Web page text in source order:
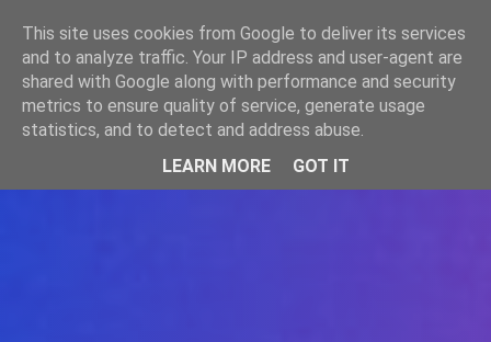
WWW.GAZISTI.RO
This site uses cookies from Google to deliver its services
and to analyze traffic. Your IP address and user-agent are
shared with Google along with performance and security
metrics to ensure quality of service, generate usage
statistics, and to detect and address abuse.
LEARN MORE
GOT IT